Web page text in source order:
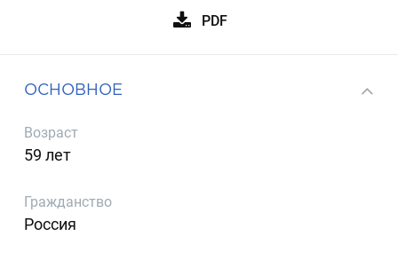
PDF
ОСНОВНОЕ
Возраст
59 лет
Гражданство
Россия